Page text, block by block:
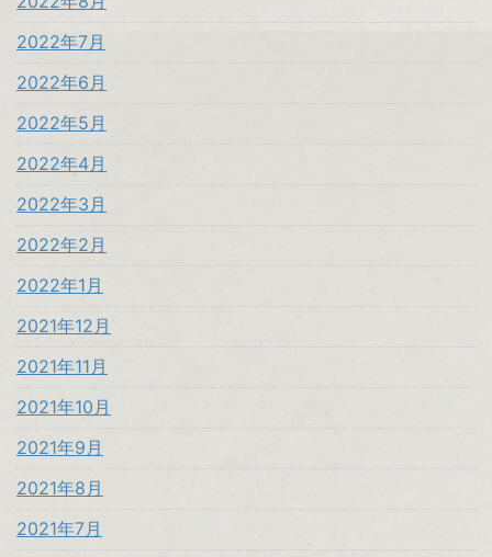
2022年7月
2022年6月
2022年5月
2022年4月
2022年3月
2022年2月
2022年1月
2021年12月
2021年11月
2021年10月
2021年9月
2021年8月
2021年7月